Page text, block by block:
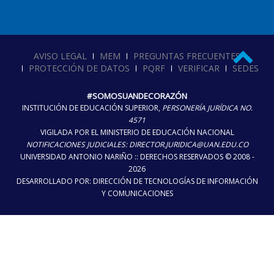
AVISO LEGAL MEM
PREGUNTAS FRECUENTES
PROTECCIÓN DE DATOS
PQRF VERIFICAR SEDES
#SOMOSUANDECORAZÓN
INSTITUCIÓN DE EDUCACIÓN SUPERIOR, PERSONERÍA JURÍDICA NO.
4571
VIGILADA POR EL MINISTERIO DE EDUCACIÓN NACIONAL
NOTIFICACIONES JUDICIALES: DIRECTOR.JURIDICA@UAN.EDU.CO
UNIVERSIDAD ANTONIO NARIÑO :: DERECHOS RESERVADOS © 2008 -
2026
DESARROLLADO POR: DIRECCIÓN DE TECNOLOGÍAS DE INFORMACIÓN
Y COMUNICACIONES